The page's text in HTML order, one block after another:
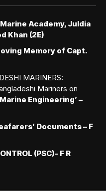
Academy, Juldia
Khan (2E)
Memory of Capt.
MARINERS:
Mariners on
Engineering’ –
Documents – F
(PSC)- F R